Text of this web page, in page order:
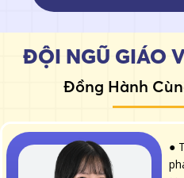
●
ĐỘI NGŨ GIÁO
Đồng Hành
● Tốt nghiệp cử nhân ngành
Ngôn ngữ Anh tại ĐHQGHN